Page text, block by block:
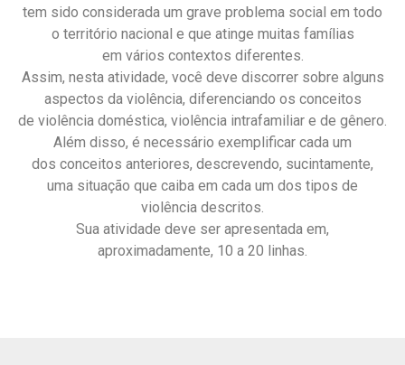
tem sido considerada um grave problema social em todo
o território nacional e que atinge muitas famílias
em vários contextos diferentes.
Assim, nesta atividade, você deve discorrer sobre alguns
aspectos da violência, diferenciando os conceitos
de violência doméstica, violência intrafamiliar e de gênero.
Além disso, é necessário exemplificar cada um
dos conceitos anteriores, descrevendo, sucintamente,
uma situação que caiba em cada um dos tipos de
violência descritos.
Sua atividade deve ser apresentada em,
aproximadamente, 10 a 20 linhas.